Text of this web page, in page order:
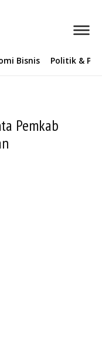
Bisnis Politik &
Pemkab